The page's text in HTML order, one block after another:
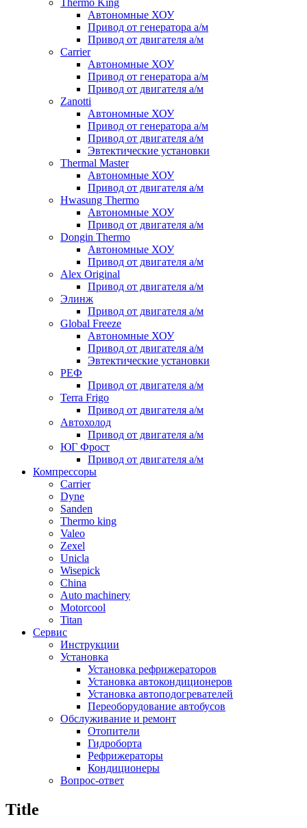
Thermo King
Автономные ХОУ
Привод от генератора а/м
Привод от двигателя а/м
Carrier
Автономные ХОУ
Привод от генератора а/м
Привод от двигателя а/м
Zanotti
Автономные ХОУ
Привод от генератора а/м
Привод от двигателя а/м
Эвтектические установки
Thermal Master
Автономные ХОУ
Привод от двигателя а/м
Hwasung Thermo
Автономные ХОУ
Привод от двигателя а/м
Dongin Thermo
Автономные ХОУ
Привод от двигателя а/м
Alex Original
Привод от двигателя а/м
Элинж
Привод от двигателя а/м
Global Freeze
Автономные ХОУ
Привод от двигателя а/м
Эвтектические установки
РЕФ
Привод от двигателя а/м
Terra Frigo
Привод от двигателя а/м
Автохолод
Привод от двигателя а/м
ЮГ Фрост
Привод от двигателя а/м
Компрессоры
Carrier
Dyne
Sanden
Thermo king
Valeo
Zexel
Unicla
Wisepick
China
Auto machinery
Motorcool
Titan
Сервис
Инструкции
Установка
Установка рефрижераторов
Установка автокондиционеров
Установка автоподогревателей
Переоборудование автобусов
Обслуживание и ремонт
Отопители
Гидроборта
Рефрижераторы
Кондиционеры
Вопрос-ответ
Title